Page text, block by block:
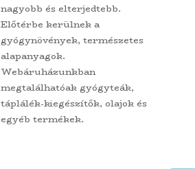
nagyobb és elterjedtebb.
Előtérbe kerülnek a
gyógynövények, természetes
alapanyagok.
Webáruházunkban
megtalálhatóak gyógyteák,
táplálék-kiegészítők, olajok és
egyéb termékek.